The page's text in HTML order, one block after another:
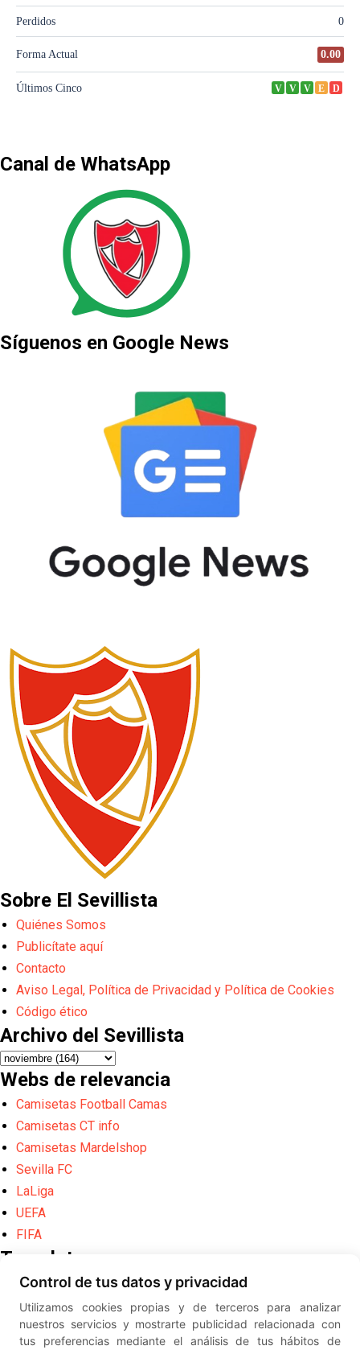
Canal de WhatsApp
Síguenos en Google News
Sobre El Sevillista
Quiénes Somos
Publicítate aquí
Contacto
Aviso Legal, Política de Privacidad y Política de Cookies
Código ético
Archivo del Sevillista
Webs de relevancia
Camisetas Football Camas
Camisetas CT info
Camisetas Mardelshop
Sevilla FC
LaLiga
UEFA
FIFA
Translate
Powered by
Translate
Diseño web creado por Erick
© ElSevillista.es - Información sobre
Control de tus datos y privacidad
Utilizamos cookies propias y de terceros para analizar
nuestros servicios y mostrarte publicidad relacionada con
tus preferencias mediante el análisis de tus hábitos de